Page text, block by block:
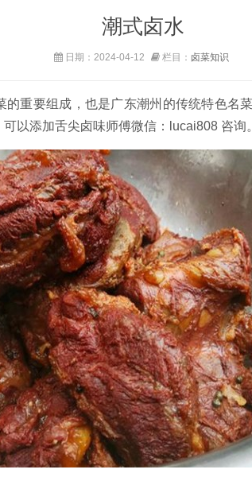
潮式卤水
日期：2024-04-12 栏目： 卤菜知识
的重要组成，也是广东潮州的传统特色名
以添加舌尖卤味师傅微信：lucai808 咨询。